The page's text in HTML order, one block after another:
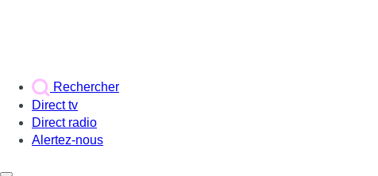
Rechercher
Direct tv
Direct radio
Alertez-nous